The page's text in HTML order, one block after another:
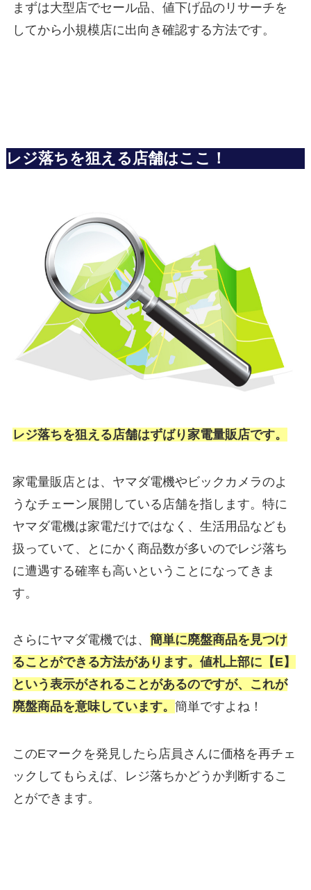
まずは大型店でセール品、値下げ品のリサーチを
してから小規模店に出向き確認する方法です。
レジ落ちを狙える店舗はここ！
レジ落ちを狙える店舗はずばり家電量販店です。
家電量販店とは、ヤマダ電機やビックカメラのよ
うなチェーン展開している店舗を指します。特に
ヤマダ電機は家電だけではなく、生活用品なども
扱っていて、とにかく商品数が多いのでレジ落ち
に遭遇する確率も高いということになってきま
す。
さらにヤマダ電機では、 簡単に廃盤商品を見つけ
ることができる方法があります。 値札上部に【E】
という表示がされることがあるのですが、これが
廃盤商品を意味しています。 簡単ですよね！
このEマークを発見したら店員さんに価格を再チェ
ックしてもらえば、レジ落ちかどうか判断するこ
とができます。